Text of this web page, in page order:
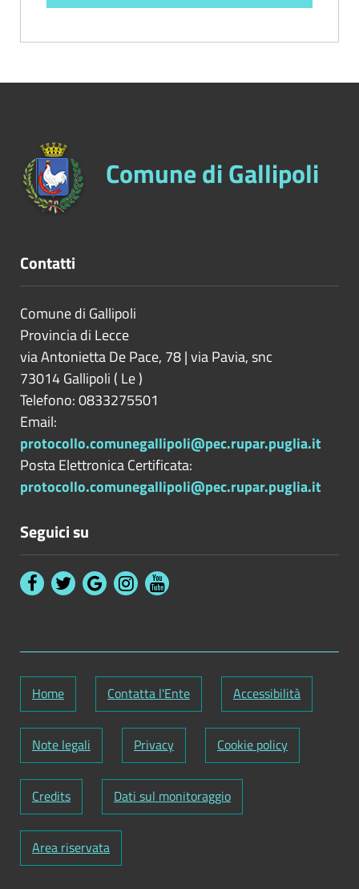
Comune di Gallipoli
Contatti
Comune di Gallipoli
Provincia di Lecce
via Antonietta De Pace, 78 | via Pavia, snc
73014Gallipoli ( Le)
Telefono: 0833275501
Email:
protocollo.comunegallipoli@pec.rupar.puglia.it
Posta Elettronica Certificata:
protocollo.comunegallipoli@pec.rupar.puglia.it
Seguici su
Home Contatta l'Ente Accessibilità
Note legali Privacy Cookie policy
Credits Dati sul monitoraggio
Area riservata